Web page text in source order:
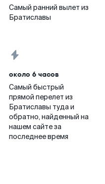
Самый ранний вылет из
Братиславы
около 6 часов
Самый быстрый
прямой перелет из
Братиславы туда и
обратно, найденный на
нашем сайте за
последнее время